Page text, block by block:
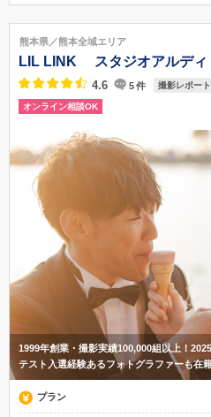
熊本県熊本市中央区草葉町2-6
り徒歩8分
096-312-0606
熊本県／熊本全域エリア
LIL LINK スタジオアルディ
4.6 5件 撮影レポー
オンライン相談OK
1999年創業・撮影実績100,000組以上！
テスト入選経験あるフォトグラファーも在
プラン